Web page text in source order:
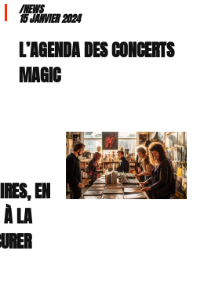
/NEWS
15 JANVIER 2024
L’AGENDA DES CONCERTS
MAGIC
EN
À LA